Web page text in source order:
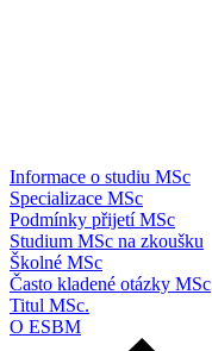
Informace o studiu MSc
Specializace MSc
Podmínky přijetí MSc
Studium MSc na zkoušku
Školné MSc
Často kladené otázky MSc
Titul MSc.
O ESBM